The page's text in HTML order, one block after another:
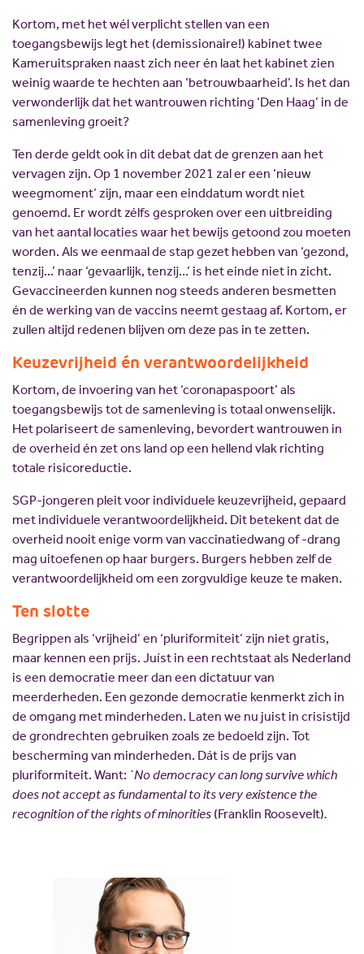
Kortom, met het wél verplicht stellen van een
toegangsbewijs legt het (demissionaire!) kabinet twee
Kameruitspraken naast zich neer én laat het kabinet zien
weinig waarde te hechten aan ‘betrouwbaarheid’. Is het dan
verwonderlijk dat het wantrouwen richting ‘Den Haag’ in de
samenleving groeit?
Ten derde geldt ook in dit debat dat de grenzen aan het
vervagen zijn. Op 1 november 2021 zal er een ‘nieuw
weegmoment’ zijn, maar een einddatum wordt niet
genoemd. Er wordt zélfs gesproken over een uitbreiding
van het aantal locaties waar het bewijs getoond zou moeten
worden. Als we eenmaal de stap gezet hebben van ‘gezond,
tenzij…’ naar ‘gevaarlijk, tenzij…’ is het einde niet in zicht.
Gevaccineerden kunnen nog steeds anderen besmetten
én de werking van de vaccins neemt gestaag af. Kortom, er
zullen altijd redenen blijven om deze pas in te zetten.
Keuzevrijheid én verantwoordelijkheid
Kortom, de invoering van het ‘coronapaspoort’ als
toegangsbewijs tot de samenleving is totaal onwenselijk.
Het polariseert de samenleving, bevordert wantrouwen in
de overheid én zet ons land op een hellend vlak richting
totale risicoreductie.
SGP-jongeren pleit voor individuele keuzevrijheid, gepaard
met individuele verantwoordelijkheid. Dit betekent dat de
overheid nooit enige vorm van vaccinatiedwang of -drang
mag uitoefenen op haar burgers. Burgers hebben zelf de
verantwoordelijkheid om een zorgvuldige keuze te maken.
Ten slotte
Begrippen als ‘vrijheid’ en ‘pluriformiteit’ zijn niet gratis,
maar kennen een prijs. Juíst in een rechtstaat als Nederland
is een democratie meer dan een dictatuur van
meerderheden. Een gezonde democratie kenmerkt zich in
de omgang met minderheden. Laten we nu juist in crisistijd
de grondrechten gebruiken zoals ze bedoeld zijn. Tot
bescherming van minderheden. Dát is de prijs van
pluriformiteit. Want: ´No democracy can long survive which
does not accept as fundamental to its very existence the
recognition of the rights of minorities (Franklin Roosevelt).